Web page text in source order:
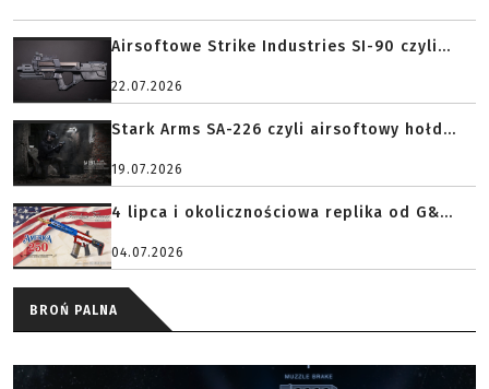
Airsoftowe Strike Industries SI-90 czyli...
22.07.2026
Stark Arms SA-226 czyli airsoftowy hołd...
19.07.2026
4 lipca i okolicznościowa replika od G&...
04.07.2026
BROŃ PALNA